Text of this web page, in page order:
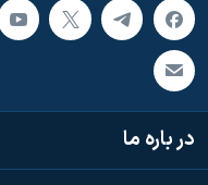
در باره ما